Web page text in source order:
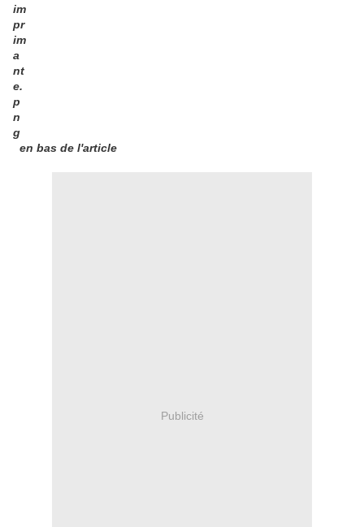
en bas de l'article
Publicité